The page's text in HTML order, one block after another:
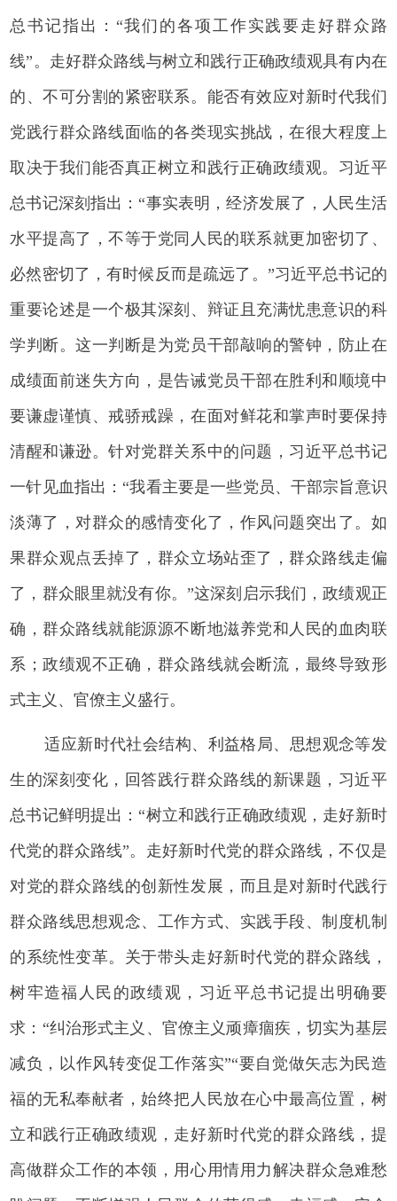
总书记指出：“我们的各项工作实践要走好群众路
线”。走好群众路线与树立和践行正确政绩观具有内在
的、不可分割的紧密联系。能否有效应对新时代我们
党践行群众路线面临的各类现实挑战，在很大程度上
取决于我们能否真正树立和践行正确政绩观。习近平
总书记深刻指出：“事实表明，经济发展了，人民生活
水平提高了，不等于党同人民的联系就更加密切了、
必然密切了，有时候反而是疏远了。”习近平总书记的
重要论述是一个极其深刻、辩证且充满忧患意识的科
学判断。这一判断是为党员干部敲响的警钟，防止在
成绩面前迷失方向，是告诫党员干部在胜利和顺境中
要谦虚谨慎、戒骄戒躁，在面对鲜花和掌声时要保持
清醒和谦逊。针对党群关系中的问题，习近平总书记
一针见血指出：“我看主要是一些党员、干部宗旨意识
淡薄了，对群众的感情变化了，作风问题突出了。如
果群众观点丢掉了，群众立场站歪了，群众路线走偏
了，群众眼里就没有你。”这深刻启示我们，政绩观正
确，群众路线就能源源不断地滋养党和人民的血肉联
系；政绩观不正确，群众路线就会断流，最终导致形
式主义、官僚主义盛行。
适应新时代社会结构、利益格局、思想观念等发
生的深刻变化，回答践行群众路线的新课题，习近平
总书记鲜明提出：“树立和践行正确政绩观，走好新时
代党的群众路线”。走好新时代党的群众路线，不仅是
对党的群众路线的创新性发展，而且是对新时代践行
群众路线思想观念、工作方式、实践手段、制度机制
的系统性变革。关于带头走好新时代党的群众路线，
树牢造福人民的政绩观，习近平总书记提出明确要
求：“纠治形式主义、官僚主义顽瘴痼疾，切实为基层
减负，以作风转变促工作落实”“要自觉做矢志为民造
福的无私奉献者，始终把人民放在心中最高位置，树
立和践行正确政绩观，走好新时代党的群众路线，提
高做群众工作的本领，用心用情用力解决群众急难愁